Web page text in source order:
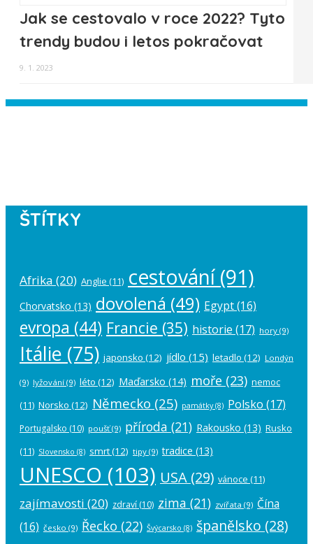
Jak se cestovalo v roce 2022? Tyto
trendy budou i letos pokračovat
9. 1. 2023
ŠTÍTKY
Afrika (20) Anglie (11) cestování(91)
Chorvatsko (13) dovolená (49) Egypt(16)
evropa (44) Francie (35) historie (17) hory (9)
Itálie (75) japonsko (12) jídlo (15) letadlo (12) Londýn
(9) lyžování (9) léto (12) Maďarsko (14) moře (23) nemoc
(11) Norsko (12) Německo (25) památky(8) Polsko (17)
Portugalsko (10) poušť(9) příroda (21) Rakousko (13) Rusko
(11) Slovensko (8) smrt(12) tipy (9) tradice (13)
UNESCO (103) USA (29) vánoce (11)
zajímavosti (20) zdraví (10) zima (21) zvířata (9) Čína
(16) česko (9) Řecko (22) Švýcarsko (8) španělsko (28)